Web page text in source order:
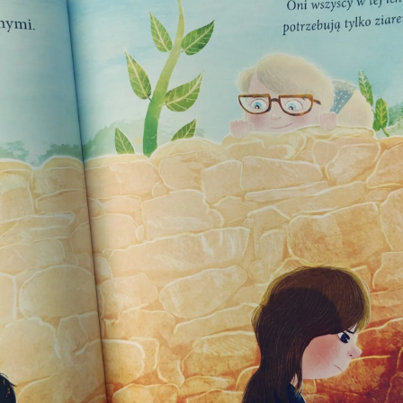
mnie wydarzenia z tego
Śląsk
Kraków